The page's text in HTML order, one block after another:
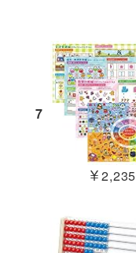
7
￥2,235